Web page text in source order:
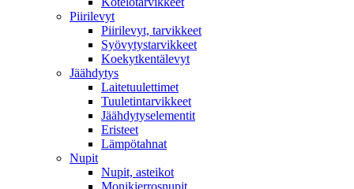
Piirilevyt
Piirilevyt, tarvikkeet
Syövytystarvikkeet
Koekytkentälevyt
Jäähdytys
Laitetuulettimet
Tuuletintarvikkeet
Jäähdytyselementit
Eristeet
Lämpötahnat
Nupit
Nupit, asteikot
Monikierrosnupit